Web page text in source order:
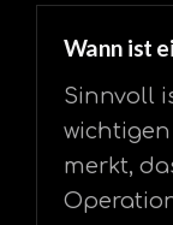
Wann ist
Sinnvoll
merkt,